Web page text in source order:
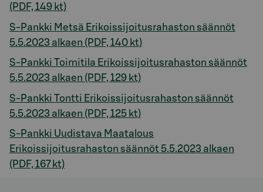
(PDF, 149 kt)
S-Pankki Metsä Erikoissijoitusrahaston säännöt
5.5.2023 alkaen (PDF, 140 kt)
S-Pankki Toimitila Erikoissijoitusrahaston säännöt
5.5.2023 alkaen (PDF, 129 kt)
S-Pankki Tontti Erikoissijoitusrahaston säännöt
5.5.2023 alkaen (PDF, 125 kt)
S-Pankki Uudistava Maatalous
Erikoissijoitusrahaston säännöt 5.5.2023 alkaen
(PDF, 167 kt)